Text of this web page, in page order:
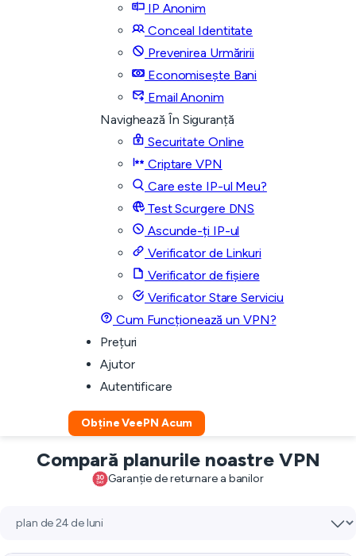
IP Anonim
Conceal Identitate
Prevenirea Urmăririi
Economisește Bani
Email Anonim
Navighează În Siguranță
Securitate Online
Criptare VPN
Care este IP-ul Meu?
Test Scurgere DNS
Ascunde-ți IP-ul
Verificator de Linkuri
Verificator de fișiere
Verificator Stare Serviciu
Cum Funcționează un VPN?
Prețuri
Ajutor
Autentificare
Obține VeePN Acum
Compară planurile noastre VPN
Garanție de returnare a banilor